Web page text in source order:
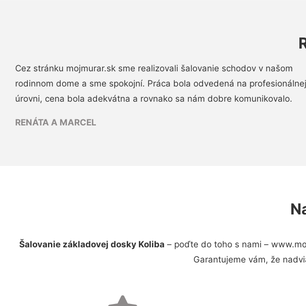
Cez stránku mojmurar.sk sme realizovali šalovanie schodov v našom
rodinnom dome a sme spokojní. Práca bola odvedená na profesionálnej
úrovni, cena bola adekvátna a rovnako sa nám dobre komunikovalo.
RENÁTA A MARCEL
Šalovanie základovej dosky Koliba – poďte do toho s nami –
Garantujeme vám, že